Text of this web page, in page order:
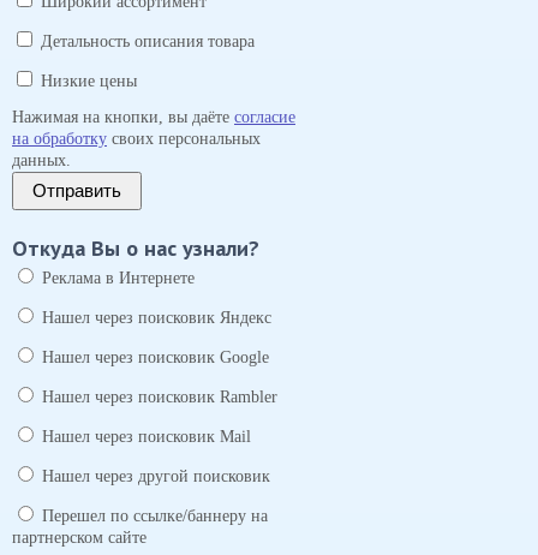
Детальность описания товара
Низкие цены
Нажимая на кнопки, вы даёте согласие
на обработку своих персональных
данных.
Отправить
Откуда Вы о нас узнали?
Реклама в Интернете
Нашел через поисковик Яндекс
Нашел через поисковик Google
Нашел через поисковик Rambler
Нашел через поисковик Mail
Нашел через другой поисковик
Перешел по ссылке/баннеру на
партнерском сайте